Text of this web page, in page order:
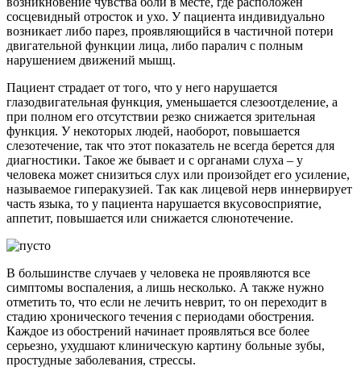
сосцевидный отросток и ухо. У пациента индивидуально
возникает либо парез, проявляющийся в частичной потери
двигательной функции лица, либо паралич с полным
нарушением движений мышц.
Пациент страдает от того, что у него нарушается
глазодвигательная функция, уменьшается слезоотделение, а
при полном его отсутствии резко снижается зрительная
функция. У некоторых людей, наоборот, повышается
слезотечение, так что этот показатель не всегда берется для
диагностики. Такое же бывает и с органами слуха – у
человека может снизиться слух или произойдет его усиление,
называемое гиперакузией. Так как лицевой нерв иннервирует
часть языка, то у пациента нарушается вкусовосприятие,
аппетит, повышается или снижается слюнотечение.
В большинстве случаев у человека не проявляются все
симптомы воспаления, а лишь несколько. А также нужно
отметить то, что если не лечить неврит, то он переходит в
стадию хронического течения с периодами обострения.
Каждое из обострений начинает проявляться все более
серьезно, ухудшают клиническую картину больные зубы,
простудные заболевания, стрессы.